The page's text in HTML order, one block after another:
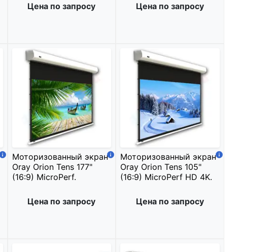
Цена по запросу
Цена по запросу
Моторизованный экран
Oray Orion Tens 177"
(16:9) MicroPerf.
Цена по запросу
Моторизованный экран
Oray Orion Tens 105"
(16:9) MicroPerf HD 4K.
Цена по запросу